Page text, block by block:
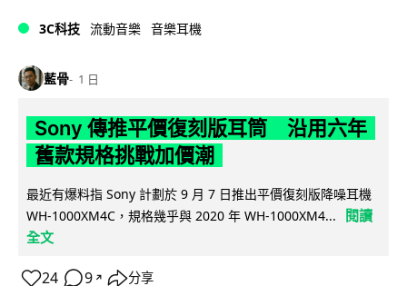
3C科技 流動音樂 音樂耳機
藍骨 1 日
Sony 傳推平價復刻版耳筒 沿用六年
舊款規格挑戰加價潮
最近有爆料指 Sony 計劃於 9 月 7 日推出平價復刻版降噪耳機
WH-1000XM4C，規格幾乎與 2020 年 WH-1000XM4...
閱讀
全文
24 9 ↗ 分享